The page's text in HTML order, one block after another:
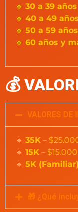
🔹 30 a 39 años
🔹 40 a 49 años
🔹 50 a 59 años
🔹 60 años y
💰
VALORES DE
🔹 35K –
🔹 15K – $15.000
🔹 5K (Familiar)
🎁 ¿Qué